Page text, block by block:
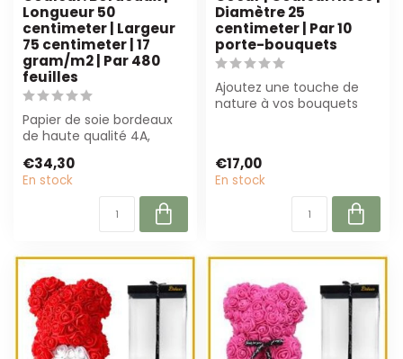
Longueur 50
centimeter | Largeur
75 centimeter | 17
gram/m2 | Par 480
feuilles
Papier de soie bordeaux
de haute qualité 4A,
pour fle...
€34,30
En stock
Diamètre 25
centimeter | Par 10
porte-bouquets
Ajoutez une touche de
nature à vos bouquets
€17,00
En stock